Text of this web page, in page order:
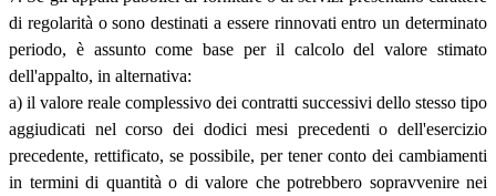
di regolarità o sono destinati a essere rinnovati entro un determinato
periodo, è assunto come base per il calcolo del valore stimato
dell'appalto, in alternativa:
a) il valore reale complessivo dei contratti successivi dello stesso tipo
aggiudicati nel corso dei dodici mesi precedenti o dell'esercizio
precedente, rettificato, se possibile, per tener conto dei cambiamenti
in termini di quantità o di valore che potrebbero sopravvenire nei